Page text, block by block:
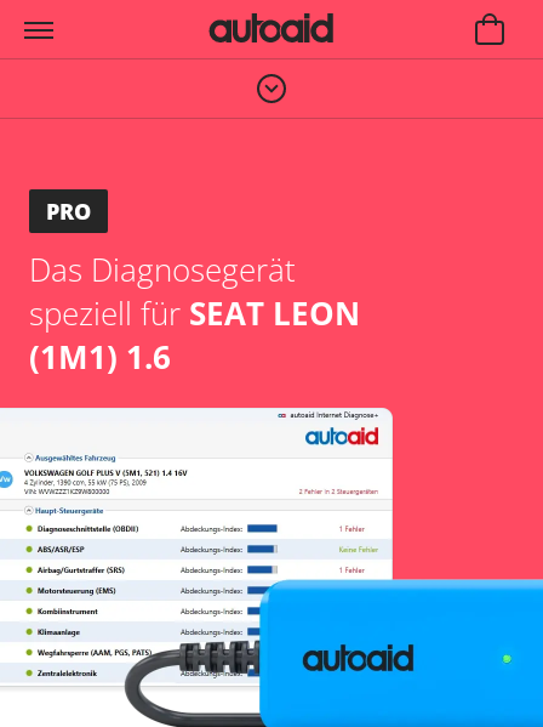
PRO
Das Diagnosegerät
speziell für SEAT LEON
(1M1) 1.6